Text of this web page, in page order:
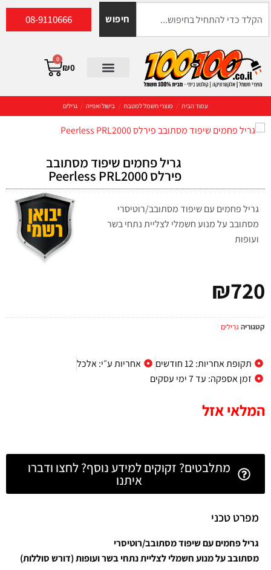
חיפוש 08-9110666
₪0
0
עמוד הבית / מוצרי חשמל למטבח / בישול ואפייה / גרילים
גריל פחמים שיפוד מסתובב
פירלס Peerless PRL2000
גריל פחמים עם שיפוד מסתובב/רוטיסרי
מסתובב על מנוע חשמלי לצליית נתחי בשר
ועופות
₪720
קטגוריה גרילים
תקופת אחריות: 12 חודשים
אחריות ע״י: אלכל
זמן אספקה: עד 7 ימי עסקים
המלאי אזל
מתלבטים? זקוקים למידע נוסף? לחצו ודברו
איתנו
מפרט טכני
גריל פחמים עם שיפוד מסתובב/רוטיסרי
מסתובב על מנוע חשמלי לצליית נתחי בשר ועופות (דורש סוללות)